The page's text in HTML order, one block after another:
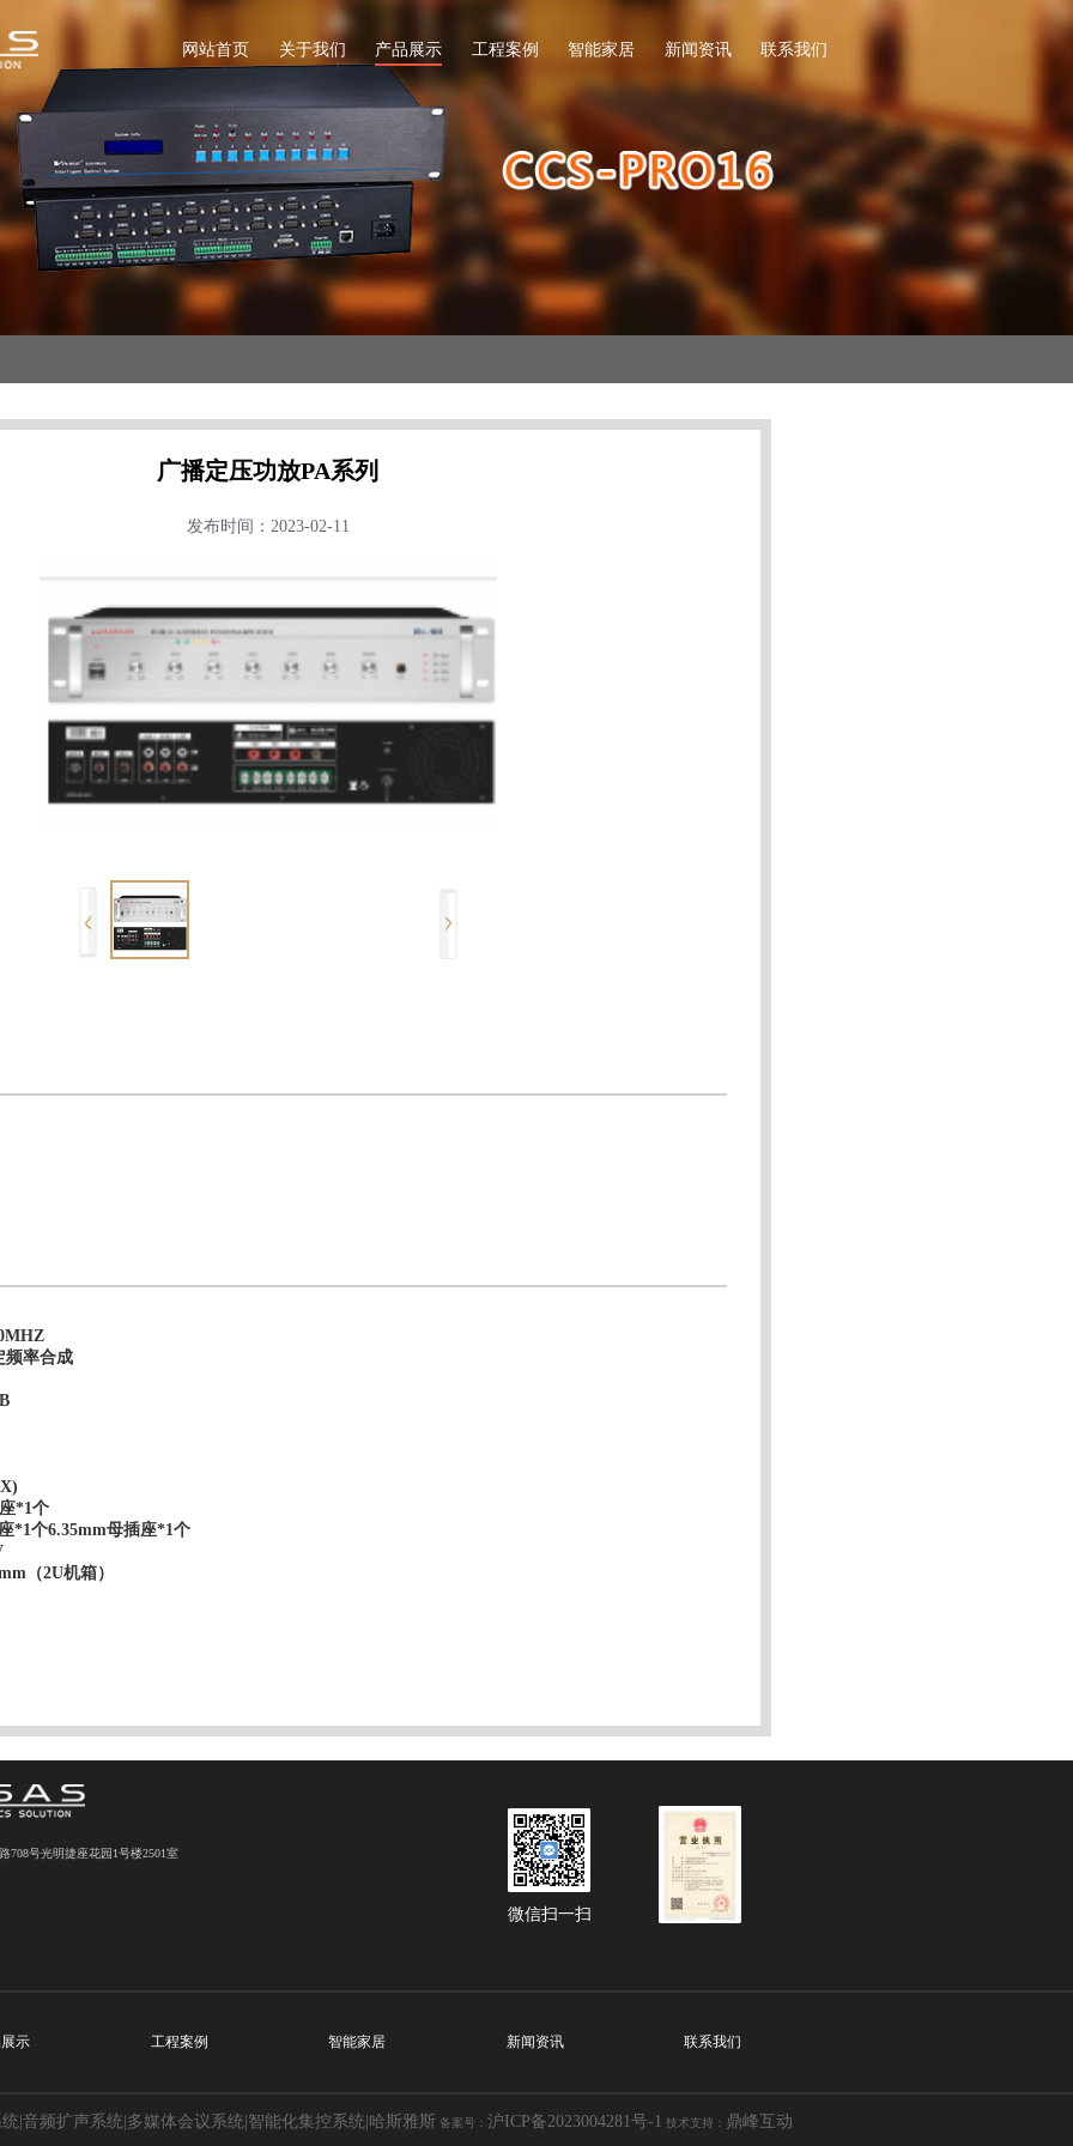
网站首页 关于我们 产品展示 工程案例 智能家居 新闻资讯 联系我们
广播定压功放PA系列
发布时间：2023-02-11
率合成
*1个
个6.35mm母插座*1个
（2U机箱）
708号光明捷座花园1号楼2501室
微信扫一扫
示 工程案例 智能家居 新闻资讯 联系我们
|音频扩声系统|多媒体会议系统|智能化集控系统|哈斯雅斯备案号： 沪ICP备2023004281号-1 技术支持： 鼎峰互动